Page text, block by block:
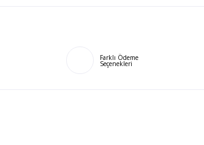
Farklı Ödeme
Seçenekleri